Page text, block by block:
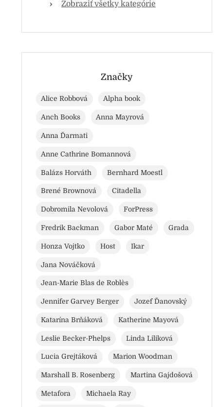
Zobraziť všetky kategórie
Značky
Alice Robbová Alpha book
Anch Books Anna Mayrová
Anna Ďarmati
Anne Cathrine Bomannová
Balázs Horváth Bernhard Moestl
Brené Brownová Citadella
Dobromila Nevolová ForPress
Fredrik Backman Gabor Maté Grada
Honza Vojtko Host Ikar
Jana Nováčková
Jean-Marie Blas de Roblès
Jennifer Garvey Berger Jozef Ďanovský
Katarína Brňáková Katherine Mayová
Leslie Becker-Phelps Linda Liliková
Lucia Grejtáková Marion Woodman
Marshall B. Rosenberg Martina Gajdošová
Metafora Michaela Ray